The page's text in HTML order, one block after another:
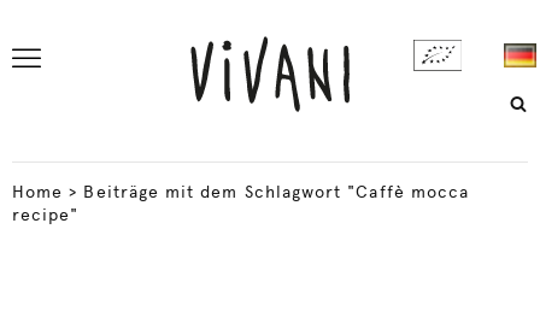
Home > Beiträge mit dem Schlagwort "Caffè mocca
recipe"